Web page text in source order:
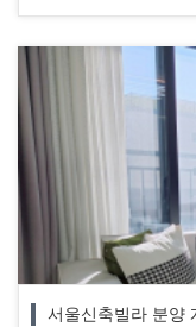
서울신축빌라 분양